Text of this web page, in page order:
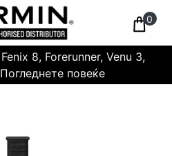
0
8, Forerunner, Venu 3,
повеќе